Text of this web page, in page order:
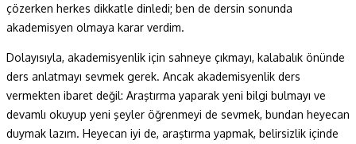
çözerken herkes dikkatle dinledi; ben de dersin sonunda
akademisyen olmaya karar verdim.
Dolayısıyla, akademisyenlik için sahneye çıkmayı, kalabalık önünde
ders anlatmayı sevmek gerek. Ancak akademisyenlik ders
vermekten ibaret değil: Araştırma yaparak yeni bilgi bulmayı ve
devamlı okuyup yeni şeyler öğrenmeyi de sevmek, bundan heyecan
duymak lazım. Heyecan iyi de, araştırma yapmak, belirsizlik içinde